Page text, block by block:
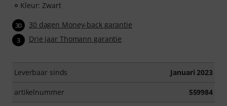
Kleur: Zwart
30 30 dagen Money-back garantie
3 Drie jaar Thomann garantie
Leverbaar sinds Januari 2023
artikelnummer 559984